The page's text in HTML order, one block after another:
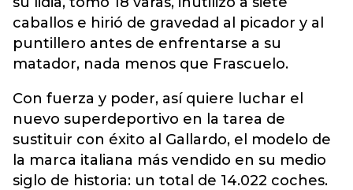
caballos e hirió de gravedad al picador y al
puntillero antes de enfrentarse a su
matador, nada menos que Frascuelo.
Con fuerza y poder, así quiere luchar el
nuevo superdeportivo en la tarea de
sustituir con éxito al Gallardo, el modelo de
la marca italiana más vendido en su medio
siglo de historia: un total de 14.022 coches.